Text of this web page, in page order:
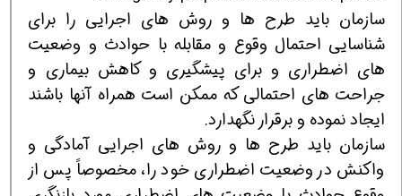
سازمان باید طرح ها و روش های اجرایی را برای
شناسایی احتمال وقوع و مقابله با حوادث و وضعیت
های اضطراری و برای پیشگیری و کاهش بیماری و
جراحت های احتمالی که ممکن است همراه آنها باشند
ایجاد نموده و برقرار نگهدارد.
سازمان باید طرح ها و روش های اجرایی آمادگی و
واکنش در وضعیت اضطراری خود را، مخصوصاً پس از